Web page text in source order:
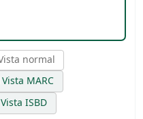
normal
MARC
ISBD